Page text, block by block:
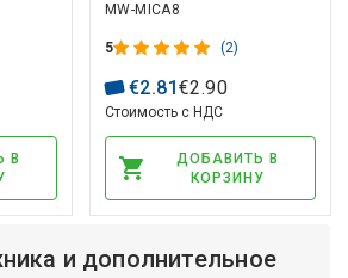
В
плита 0.4мм
300х300мм
MW-MICA8
5 (2)
€2.81€2.90
Стоимость с НДС
ДОБАВИТЬ В
КОРЗИНУ
и дополнительное